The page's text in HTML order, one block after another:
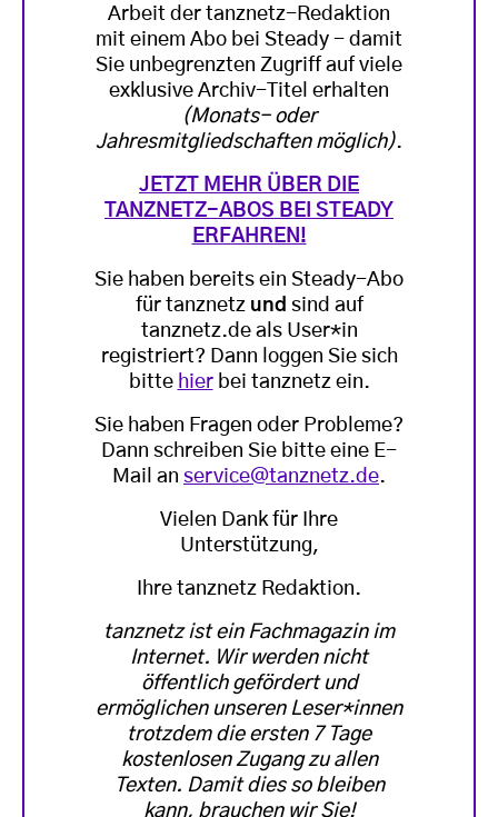
Arbeit der tanznetz-Redaktion
mit einem Abo bei Steady - damit
Sie unbegrenzten Zugriff auf viele
exklusive Archiv-Titel erhalten
(Monats- oder
Jahresmitgliedschaften möglich).
JETZT MEHR ÜBER DIE
TANZNETZ-ABOS BEI STEADY
ERFAHREN!
Sie haben bereits ein Steady-Abo
für tanznetz und sind auf
tanznetz.de als User*in
registriert? Dann loggen Sie sich
bitte hierbei tanznetz ein.
Sie haben Fragen oder Probleme?
Dann schreiben Sie bitte eine E-
Mail an service@tanznetz.de.
Vielen Dank für Ihre
Unterstützung,
Ihre tanznetz Redaktion.
tanznetz ist ein Fachmagazin im
Internet. Wir werden nicht
öffentlich gefördert und
ermöglichen unseren Leser*innen
trotzdem die ersten 7 Tage
kostenlosen Zugang zu allen
Texten. Damit dies so bleiben
kann, brauchen wir Sie!